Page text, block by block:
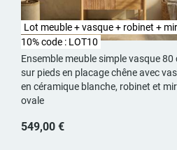
Lot meuble + vasque + robinet +
10% code : LOT10
Ensemble meuble simple vasque 80
sur pieds en placage chêne avec
en céramique blanche, robinet et
ovale
549,00 €